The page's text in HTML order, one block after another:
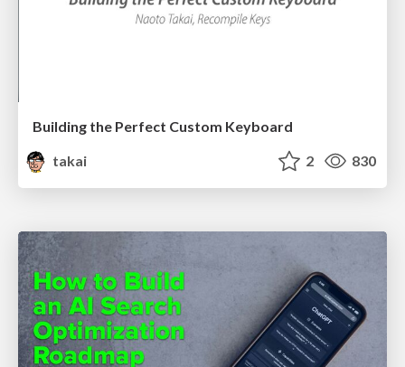
Building the Perfect Custom Keyboard
takai
2 830